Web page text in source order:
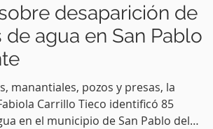
desaparición de
agua en San Pablo
manantiales, pozos y presas, la
Carrillo Tieco identificó 85
en el municipio de San Pablo del